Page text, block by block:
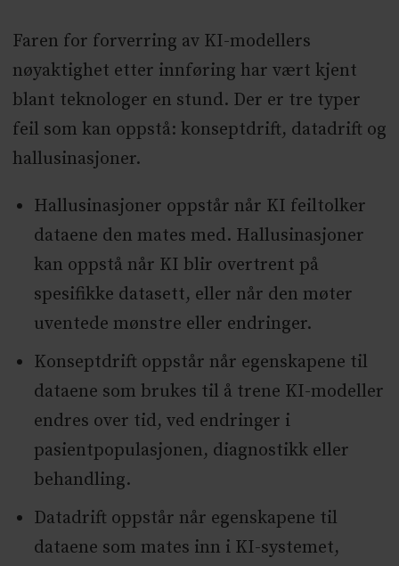
Faren for forverring av KI-modellers
nøyaktighet etter innføring har vært kjent
blant teknologer en stund. Der er tre typer
feil som kan oppstå: konseptdrift, datadrift og
hallusinasjoner.
Hallusinasjoner oppstår når KI feiltolker
dataene den mates med. Hallusinasjoner
kan oppstå når KI blir overtrent på
spesifikke datasett, eller når den møter
uventede mønstre eller endringer.
Konseptdrift oppstår når egenskapene til
dataene som brukes til å trene KI-modeller
endres over tid, ved endringer i
pasientpopulasjonen, diagnostikk eller
behandling.
Datadrift oppstår når egenskapene til
dataene som mates inn i KI-systemet,